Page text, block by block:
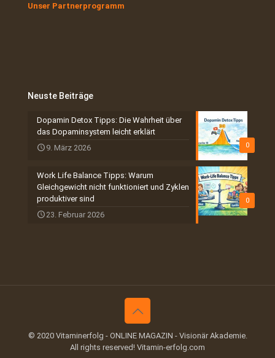
Unser Partnerprogramm
Neuste Beiträge
0
Dopamin Detox Tipps: Die Wahrheit über
das Dopaminsystem leicht erklärt
9. März 2026
0
Work Life Balance Tipps: Warum
Gleichgewicht nicht funktioniert und Zyklen
produktiver sind
23. Februar 2026
© 2020 Vitaminerfolg - ONLINE MAGAZIN - Visionär Akademie.
All rights reserved! Vitamin-erfolg.com